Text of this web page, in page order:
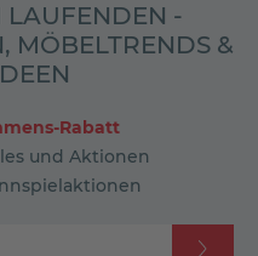
LAUFENDEN -
MÖBELTRENDS &
Rabatt
und Aktionen